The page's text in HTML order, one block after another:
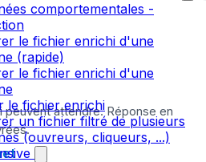
comportementales -
le fichier enrichi d'une
(rapide)
le fichier enrichi d'une
le fichier enrichi
un fichier filtré de plusieurs
(ouvreurs, cliqueurs, ...)
peuvent attendre. Réponse en